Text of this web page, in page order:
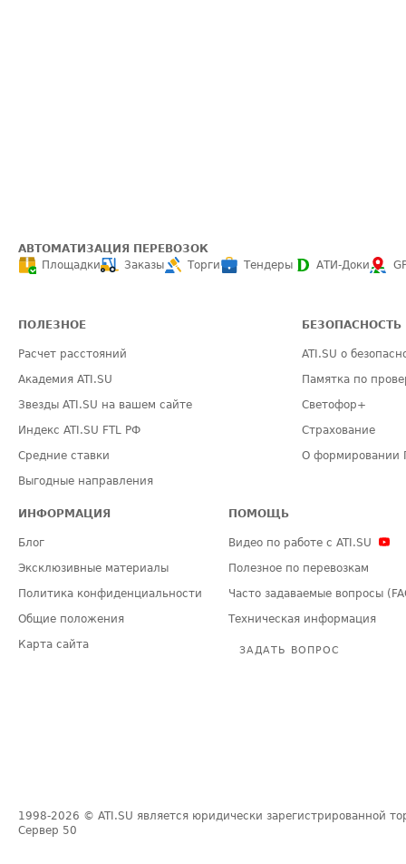
АВТОМАТИЗАЦИЯ ПЕРЕВОЗОК
Площадки
Заказы Торги Тендеры АТИ-Доки
ПОЛЕЗНОЕ
Расчет расстояний
Академия ATI.SU
Звезды ATI.SU на вашем сайте
Индекс ATI.SU FTL РФ
Средние ставки
Выгодные направления
БЕЗОПАСНОСТЬ
ATI.SU о
Памятка по
Светофор+
Страхование
О формировании
ИНФОРМАЦИЯ
Блог
Эксклюзивные материалы
Политика конфиденциальности
Общие положения
Карта сайта
ПОМОЩЬ
Видео по работе с ATI.SU
Полезное по перевозкам
Часто задаваемые вопросы
Техническая информация
ЗАДАТЬ ВОПРОС
1998-2026 © ATI.SU является юридически зарегистрированной
Сервер 50